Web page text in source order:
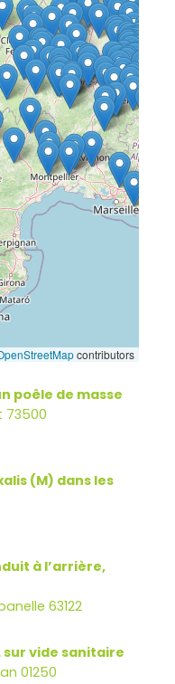
contributors
poêle de masse
73500
(M) dans les
à l’arrière,
63122
sur vide sanitaire
01250